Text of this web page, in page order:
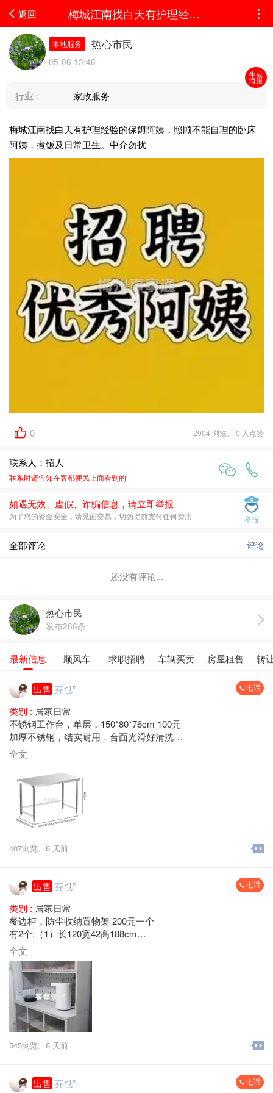
生成
海报
返回 梅城江南找白天有护理经验的保姆阿姨，照顾不能自理的卧床阿姨，煮饭及日常卫生。中介...
本地服务 热心市民
05-06 13:46
行业 : 家政服务
梅城江南找白天有护理经验的保姆阿姨，照顾不能自理的卧床
阿姨，煮饭及日常卫生。中介勿扰
0 2904 浏览、 0 人点赞
联系人：招人
联系时请告知在客都便民 上面看到的
如遇无效、虚假、诈骗信息，请立即举报
为了您的资金安全，请见面交易，切勿提前支付任何费用 举报
全部评论 评论
还没有评论...
热心市民
发布266条
最新信息 顺风车 求职招聘 车辆买卖 房屋租售 转
出售 芬乜” 电话
类别 : 居家日常
不锈钢工作台，单层，150*80*76cm 100元
加厚不锈钢，结实耐用，台面光滑好清洗
承重力强，适合厨房、饭店、奶茶店、摆摊用
梅县区大山路 自提
全文
407浏览、 6 天前
出售 芬乜” 电话
类别 : 居家日常
餐边柜，防尘收纳置物架 200元一个
有2个:（1）长120宽42高188cm
（2） 长100宽42高188cm
梅县区大山路 自提
全文
545浏览、 6 天前
出售 芬乜” 电话